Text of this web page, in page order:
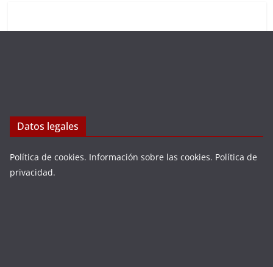
Datos legales
Política de cookies. Información sobre las cookies. Política de
privacidad.